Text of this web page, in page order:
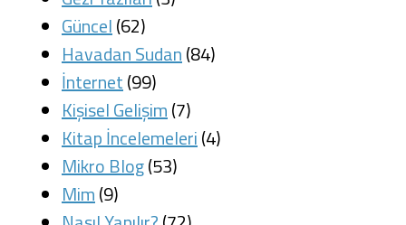
Güncel(62)
Havadan Sudan(84)
İnternet(99)
Kişisel Gelişim(7)
Kitap İncelemeleri(4)
Mikro Blog(53)
Mim(9)